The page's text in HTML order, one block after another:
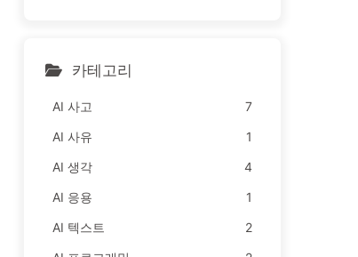
카테고리
AI 사고
7
AI 사유
1
AI 생각
4
AI 응용
1
AI 텍스트
2